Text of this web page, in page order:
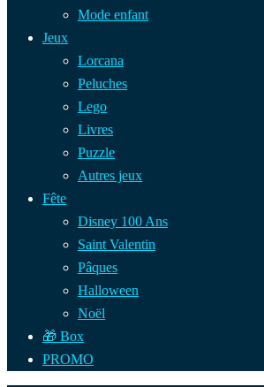
Mode enfant
Jeux
Lorcana
Peluches
Lego
Livres
Puzzle
Autres jeux
Fête
Disney 100 Ans
Saint Valentin
Pâques
Halloween
Noël
🎁 Box
PROMO